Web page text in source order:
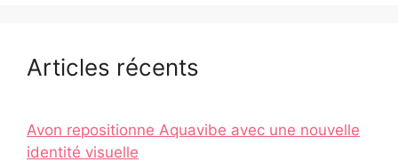
Articles récents
Avon repositionne Aquavibe avec une nouvelle
identité visuelle